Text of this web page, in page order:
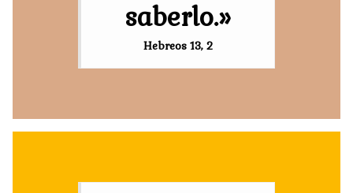
saberlo.»
Hebreos 13, 2